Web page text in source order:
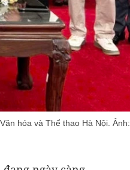
hóa và Thể thao Hà Nội. Ảnh: